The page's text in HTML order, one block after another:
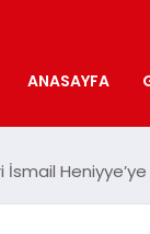
ANASAYFA
İsmail